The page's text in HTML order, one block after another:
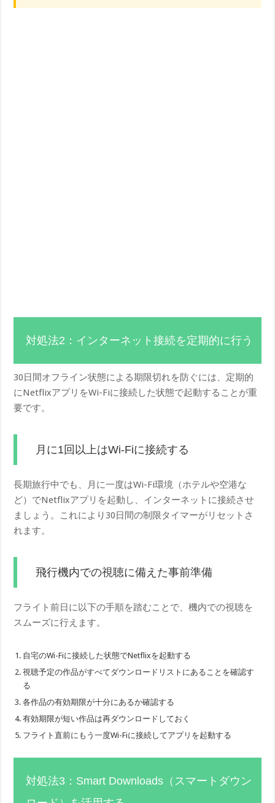
対処法2：インターネット接続を定期的に行う
30日間オフライン状態による期限切れを防ぐには、定期的
にNetflixアプリをWi-Fiに接続した状態で起動することが重
要です。
月に1回以上はWi-Fiに接続する
長期旅行中でも、月に一度はWi-Fi環境（ホテルや空港な
ど）でNetflixアプリを起動し、インターネットに接続させ
ましょう。これにより30日間の制限タイマーがリセットさ
れます。
飛行機内での視聴に備えた事前準備
フライト前日に以下の手順を踏むことで、機内での視聴を
スムーズに行えます。
自宅のWi-Fiに接続した状態でNetflixを起動する
視聴予定の作品がすべてダウンロードリストにあることを確認す
る
各作品の有効期限が十分にあるか確認する
有効期限が短い作品は再ダウンロードしておく
フライト直前にもう一度Wi-Fiに接続してアプリを起動する
対処法3：Smart Downloads（スマートダウン